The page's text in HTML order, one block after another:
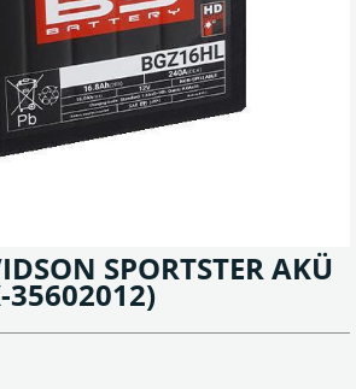
SPORTSTER AKÜ
35602012)